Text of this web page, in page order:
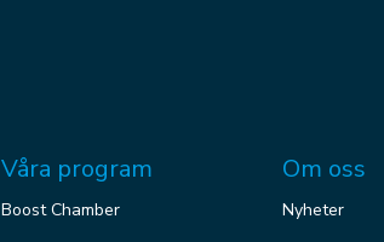
Våra program
Boost Chamber
Om oss
Nyheter